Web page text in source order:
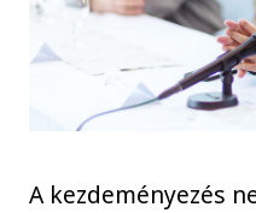
A kezdeményezés